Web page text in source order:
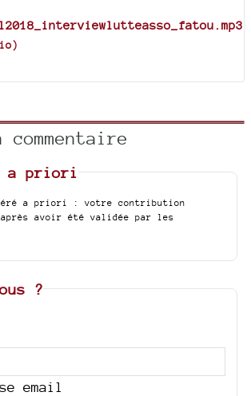
)
a priori
a priori : votre contribution
avoir été validée par les
?
email